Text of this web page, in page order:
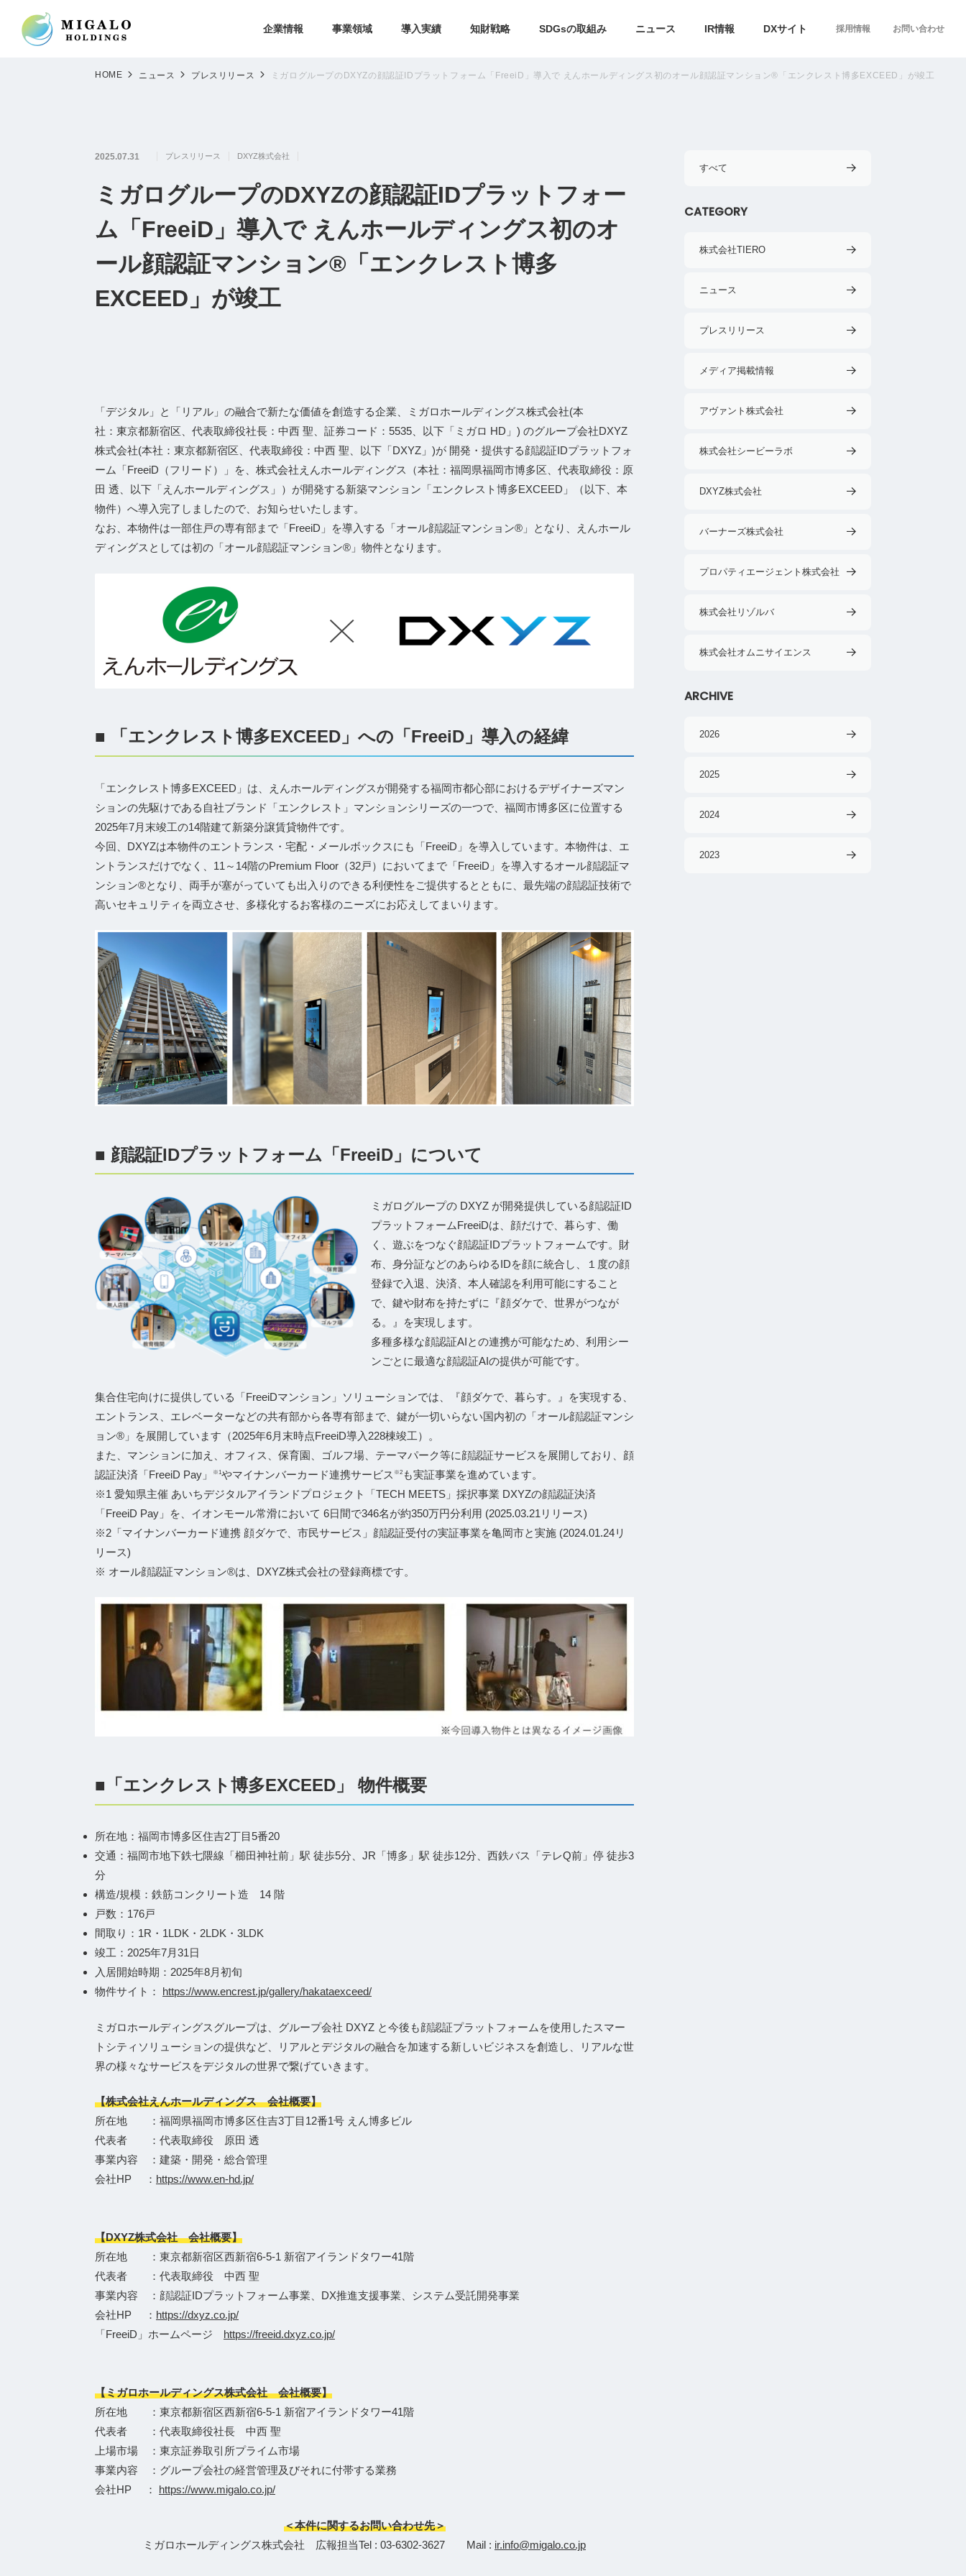
企業情報 事業領域 導入実績 知財戦略 SDGsの取組み ニュース IR情報 DXサイト 採用情報 お問い合わせ
HOME ニュース プレスリリース ミガログループのDXYZの顔認証IDプラットフォーム「FreeiD」導入で えんホールディングス初のオール顔認証マンション®「エンクレスト博多EXCEED」が竣工
2025.07.31 プレスリリース DXYZ株式会社
ミガログループのDXYZの顔認証IDプラットフォー
ム「FreeiD」導入で えんホールディングス初のオ
ール顔認証マンション®「エンクレスト博多
EXCEED」が竣工
「デジタル」と「リアル」の融合で新たな価値を創造する企業、ミガロホールディングス株式会社(本
社：東京都新宿区、代表取締役社⻑：中⻄ 聖、証券コード：5535、以下「ミガロ HD」) のグループ会社DXYZ
株式会社(本社：東京都新宿区、代表取締役：中西 聖、以下「DXYZ」)が 開発・提供する顔認証IDプラットフォ
ーム「FreeiD（フリード）」を、株式会社えんホールディングス（本社：福岡県福岡市博多区、代表取締役：原
田 透、以下「えんホールディングス」）が開発する新築マンション「エンクレスト博多EXCEED」（以下、本
物件）へ導入完了しましたので、お知らせいたします。
なお、本物件は一部住戸の専有部まで「FreeiD」を導入する「オール顔認証マンション®」となり、えんホール
ディングスとしては初の「オール顔認証マンション®」物件となります。
■ 「エンクレスト博多EXCEED」への「FreeiD」導入の経緯
「エンクレスト博多EXCEED」は、えんホールディングスが開発する福岡市都心部におけるデザイナーズマン
ションの先駆けである自社ブランド「エンクレスト」マンションシリーズの一つで、福岡市博多区に位置する
2025年7月末竣工の14階建て新築分譲賃貸物件です。
今回、DXYZは本物件のエントランス・宅配・メールボックスにも「FreeiD」を導入しています。本物件は、エ
ントランスだけでなく、11～14階のPremium Floor（32戸）においてまで「FreeiD」を導入するオール顔認証マ
ンション®となり、両手が塞がっていても出入りのできる利便性をご提供するとともに、最先端の顔認証技術で
高いセキュリティを両立させ、多様化するお客様のニーズにお応えしてまいります。
■ 顔認証IDプラットフォーム「FreeiD」について
ミガログループの DXYZ が開発提供している顔認証ID
プラットフォームFreeiDは、顔だけで、暮らす、働
く、遊ぶをつなぐ顔認証IDプラットフォームです。財
布、身分証などのあらゆるIDを顔に統合し、１度の顔
登録で入退、決済、本人確認を利用可能にすること
で、鍵や財布を持たずに『顔ダケで、世界がつなが
る。』を実現します。
多種多様な顔認証AIとの連携が可能なため、利用シー
ンごとに最適な顔認証AIの提供が可能です。
集合住宅向けに提供している「FreeiDマンション」ソリューションでは、『顔ダケで、暮らす。』を実現する、
エントランス、エレベーターなどの共有部から各専有部まで、鍵が一切いらない国内初の「オール顔認証マンシ
ョン®」を展開しています（2025年6月末時点FreeiD導入228棟竣工）。
また、マンションに加え、オフィス、保育園、ゴルフ場、テーマパーク等に顔認証サービスを展開しており、顔
認証決済「FreeiD Pay」
※1 やマイナンバーカード連携サービス ※2 も実証事業を進めています。
※1 愛知県主催 あいちデジタルアイランドプロジェクト「TECH MEETS」採択事業 DXYZの顔認証決済
「FreeiD Pay」を、イオンモール常滑において 6日間で346名が約350万円分利用 (2025.03.21リリース)
※2「マイナンバーカード連携 顔ダケで、市民サービス」顔認証受付の実証事業を亀岡市と実施 (2024.01.24リ
リース)
※ オール顔認証マンション®は、DXYZ株式会社の登録商標です。
■「エンクレスト博多EXCEED」 物件概要
所在地：福岡市博多区住吉2丁目5番20
交通：福岡市地下鉄七隈線「櫛田神社前」駅 徒歩5分、JR「博多」駅 徒歩12分、西鉄バス「テレQ前」停 徒歩3
分
構造/規模：鉄筋コンクリート造 14 階
戸数：176戸
間取り：1R・1LDK・2LDK・3LDK
竣工：2025年7月31日
入居開始時期：2025年8月初旬
物件サイト： https://www.encrest.jp/gallery/hakataexceed/
ミガロホールディングスグループは、グループ会社 DXYZ と今後も顔認証プラットフォームを使用したスマー
トシティソリューションの提供など、リアルとデジタルの融合を加速する新しいビジネスを創造し、リアルな世
界の様々なサービスをデジタルの世界で繋げていきます。
【株式会社えんホールディングス 会社概要】
所在地 ：福岡県福岡市博多区住吉3丁目12番1号 えん博多ビル
代表者 ：代表取締役 原田 透
事業内容 ：建築・開発・総合管理
会社HP ： https://www.en-hd.jp/
【DXYZ株式会社 会社概要】
所在地 ：東京都新宿区西新宿6-5-1 新宿アイランドタワー41階
代表者 ：代表取締役 中西 聖
事業内容 ：顔認証IDプラットフォーム事業、DX推進支援事業、システム受託開発事業
会社HP ： https://dxyz.co.jp/
「FreeiD」ホームページ https://freeid.dxyz.co.jp/
【ミガロホールディングス株式会社 会社概要】
所在地 ：東京都新宿区西新宿6-5-1 新宿アイランドタワー41階
代表者 ：代表取締役社長 中西 聖
上場市場 ：東京証券取引所プライム市場
事業内容 ：グループ会社の経営管理及びそれに付帯する業務
会社HP ： https://www.migalo.co.jp/
＜本件に関するお問い合わせ先＞
ミガロホールディングス株式会社 広報担当Tel : 03-6302-3627 Mail : ir.info@migalo.co.jp
すべて
CATEGORY
株式会社TIERO
ニュース
プレスリリース
メディア掲載情報
アヴァント株式会社
株式会社シービーラボ
DXYZ株式会社
バーナーズ株式会社
プロパティエージェント株式会社
株式会社リゾルバ
株式会社オムニサイエンス
ARCHIVE
2026
2025
2024
2023